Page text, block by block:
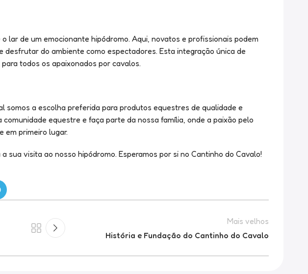
lar de um emocionante hipódromo. Aqui, novatos e profissionais podem
do ambiente como espectadores. Esta integração única de
todos os apaixonados por cavalos.
somos a escolha preferida para produtos equestres de qualidade e
equestre e faça parte da nossa família, onde a paixão pelo
em primeiro lugar.
sua visita ao nosso hipódromo. Esperamos por si no Cantinho do Cavalo!
Mais velhos
História e Fundação do Cantinho do Cavalo